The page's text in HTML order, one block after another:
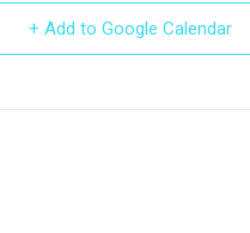
+ Add to Google Calendar